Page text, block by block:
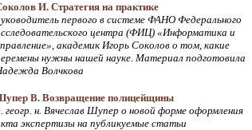
И. Стратегия на практике
первого в системе ФАНО Федерального
центра (ФИЦ) «Информатика и
академик Игорь Соколов о том, какие
нужны нашей науке. Материал подготовила
Волчкова
В. Возвращение полицейщины
геогр. н. Вячеслав Шупер о новой форме оформления
экспертизы на публикуемые статьи